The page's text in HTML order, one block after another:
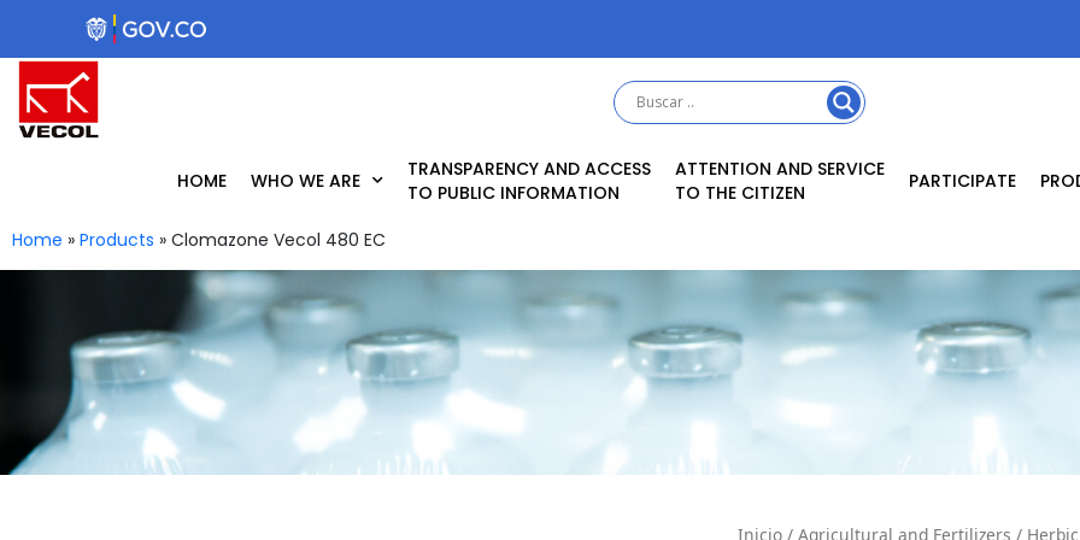
content
HOME WHO WE ARE
TRANSPARENCY AND ACCESS
TO PUBLIC INFORMATION
ATTENTION AND SERVICE
TO THE CITIZEN
PARTICIPATE
Home » Products » Clomazone Vecol 480 EC
Inicio/ Agricultural and Fertilizers /